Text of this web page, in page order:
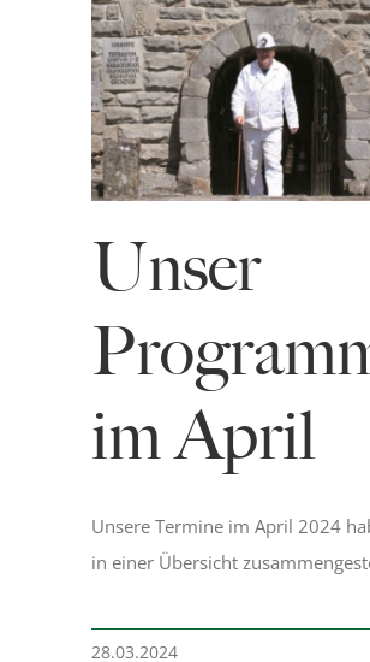
Öffnungszeiten & Preise
Besucherbergwerk
Museum
Bergmannsweg
Hallo Kinder
Blog
Unser
im April
Unsere Termine im April 2024
in einer Übersicht
28.03.2024